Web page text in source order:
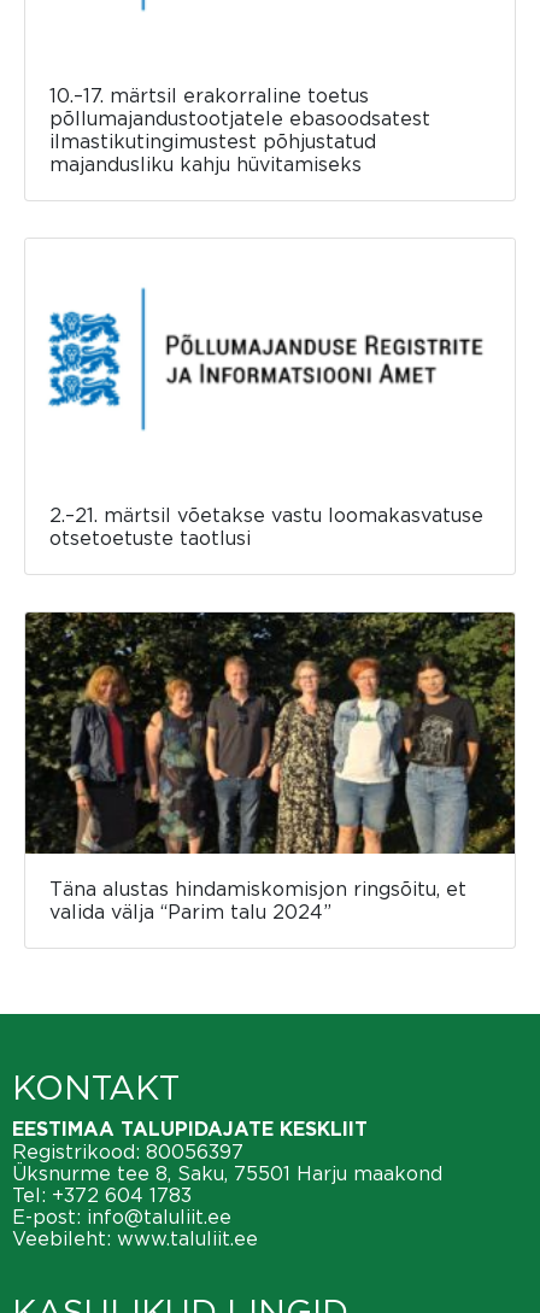
10.–17. märtsil erakorraline toetus
põllumajandustootjatele ebasoodsatest
ilmastikutingimustest põhjustatud
majandusliku kahju hüvitamiseks
2.–21. märtsil võetakse vastu loomakasvatuse
otsetoetuste taotlusi
Täna alustas hindamiskomisjon ringsõitu, et
valida välja “Parim talu 2024”
KONTAKT
EESTIMAA TALUPIDAJATE KESKLIIT
Registrikood: 80056397
Üksnurme tee 8, Saku, 75501 Harju maakond
Tel: +372 604 1783
E-post: info@taluliit.ee
Veebileht: www.taluliit.ee